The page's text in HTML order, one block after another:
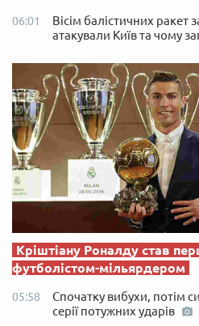
06:01
Вісім балістичних ракет
атакували Київ та чому
Кріштіану Роналду став
футболістом-мільярдером
05:58
Спочатку вибухи, потім
серії потужних ударів